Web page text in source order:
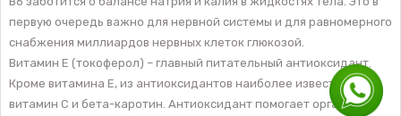
первую очередь важно для нервной системы и для равномерного
снабжения миллиардов нервных клеток глюкозой.
Витамин Е (токоферол) – главный питательный антиоксидант.
Кроме витамина Е, из антиоксидантов наиболее известны
витамин С и бета-каротин. Антиоксидант помогает организму